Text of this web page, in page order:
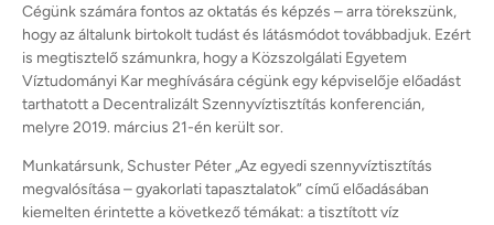
Cégünk számára fontos az oktatás és képzés – arra törekszünk,
hogy az általunk birtokolt tudást és látásmódot továbbadjuk. Ezért
is megtisztelő számunkra, hogy a Közszolgálati Egyetem
Víztudományi Kar meghívására cégünk egy képviselője előadást
tarthatott a Decentralizált Szennyvíztisztítás konferencián,
melyre 2019. március 21-én került sor.
Munkatársunk, Schuster Péter „Az egyedi szennyvíztisztítás
megvalósítása – gyakorlati tapasztalatok” című előadásában
kiemelten érintette a következő témákat: a tisztított víz